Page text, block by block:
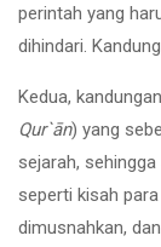
perintah yang
dihindari.
Kedua,
Qur`ān) yang
sejarah,
seperti kisah
dimusnahkan,